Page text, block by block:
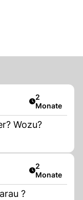
Artikel
2
Monate
Wozu?
Artikel
2
Monate
?